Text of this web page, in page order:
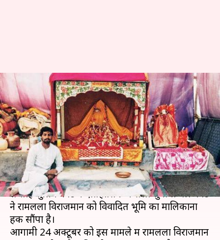
रविवार को रामलला विराजमान को
सौंपी जाएगी फैसले की कॉपी,
वकीलों को सम्मानित करेगा VHP
लेखन प्रमोद कुमार Nov 21, 2019 02:22 pm
क्या है खबर?
दशकों से चले आ रहे अयोध्या भूमि विवाद में पिछले
सप्ताह सुप्रीम कोर्ट ने ऐतिहासिक फैसला सुनाया था। कोर्ट
ने रामलला विराजमान को विवादित भूमि का मालिकाना
हक सौंपा है।
आगामी 24 अक्टूबर को इस मामले में रामलला विराजमान